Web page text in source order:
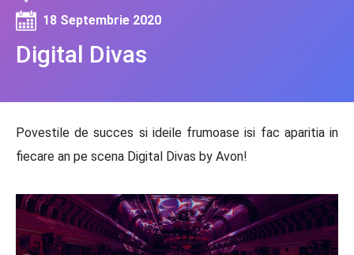
Digital Divas
18 Septembrie 2020
Povestile de succes si ideile frumoase isi fac aparitia in
fiecare an pe scena Digital Divas by Avon!